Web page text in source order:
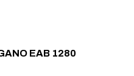
EAB 1280